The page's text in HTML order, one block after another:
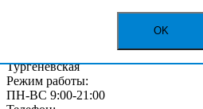
Ул. Мясницкая, д. 32, стр. 1
Тургеневская
Режим работы:
ПН-ВС 9:00-21:00
OK